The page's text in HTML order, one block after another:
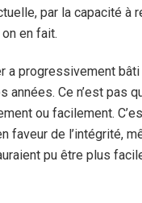
par la capacité à
en fait.
a progressivement
années. Ce n’est pas
ou facilement.
faveur de l’intégrité,
pu être plus